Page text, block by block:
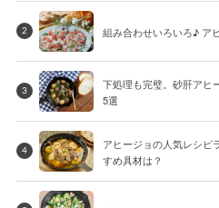
2 組み合わせいろいろ♪ ア
3
下処理も完璧。砂肝アヒ
5選
4
アヒージョの人気レシピ
すめ具材は？